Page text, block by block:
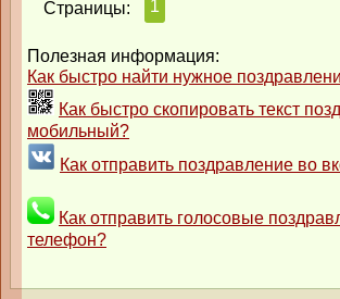
Страницы: 1
Полезная информация:
Как быстро найти нужное
Как быстро скопировать текст
мобильный?
Как отправить поздравление во
Как отправить голосовые
телефон?